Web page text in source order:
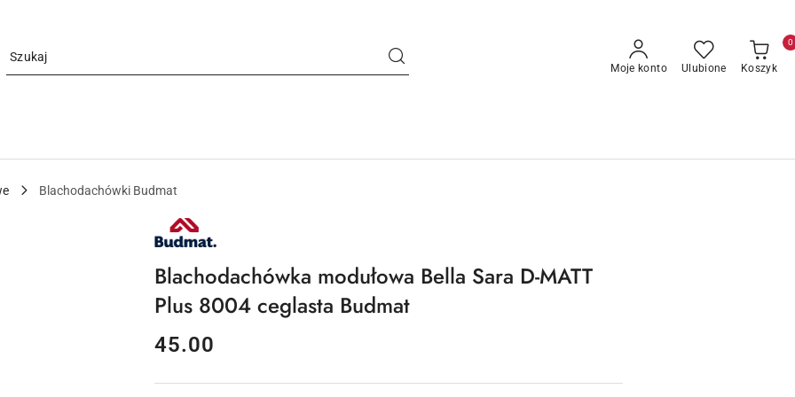
Moje konto Ulubione Koszyk
0
Blachodachówki Budmat
NAZWA
PRODUCENTA:
BUDMAT
Blachodachówka modułowa Bella Sara D-MATT
Plus 8004 ceglasta Budmat
cena:
45.00